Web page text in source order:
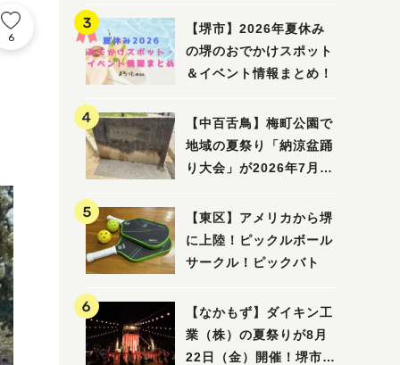
6
「赤レンガ広場 Kid's
Water PARK 2026」が
開催
【堺市】2026年夏休み
の堺のおでかけスポット
＆イベント情報まとめ！
【中百舌鳥】梅町公園で
地域の夏祭り「納涼盆踊
り大会」が2026年7月26
【東区】アメリカから堺
に上陸！ピックルボール
サークル！ピックバト
【なかもず】ダイキン工
業（株）の夏祭りが8月
22日（金）開催！堺市北